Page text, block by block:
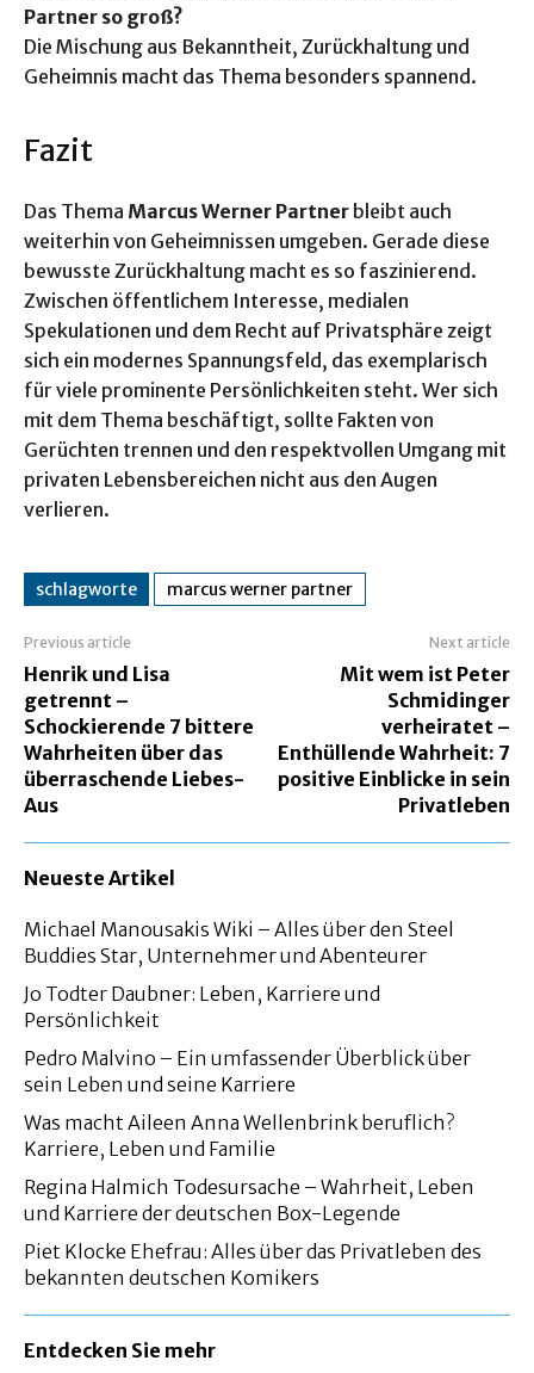
Partner so groß?
Die Mischung aus Bekanntheit, Zurückhaltung und
Geheimnis macht das Thema besonders spannend.
Fazit
Das Thema Marcus Werner Partner bleibt auch
weiterhin von Geheimnissen umgeben. Gerade diese
bewusste Zurückhaltung macht es so faszinierend.
Zwischen öffentlichem Interesse, medialen
Spekulationen und dem Recht auf Privatsphäre zeigt
sich ein modernes Spannungsfeld, das exemplarisch
für viele prominente Persönlichkeiten steht. Wer sich
mit dem Thema beschäftigt, sollte Fakten von
Gerüchten trennen und den respektvollen Umgang mit
privaten Lebensbereichen nicht aus den Augen
verlieren.
schlagworte marcus werner partner
Previous article
Henrik und Lisa
getrennt –
Schockierende 7 bittere
Wahrheiten über das
überraschende Liebes-
Aus
Next article
Mit wem ist Peter
Schmidinger
verheiratet –
Enthüllende Wahrheit: 7
positive Einblicke in sein
Privatleben
Neueste Artikel
Michael Manousakis Wiki – Alles über den Steel
Buddies Star, Unternehmer und Abenteurer
Jo Todter Daubner: Leben, Karriere und
Persönlichkeit
Pedro Malvino – Ein umfassender Überblick über
sein Leben und seine Karriere
Was macht Aileen Anna Wellenbrink beruflich?
Karriere, Leben und Familie
Regina Halmich Todesursache – Wahrheit, Leben
und Karriere der deutschen Box-Legende
Piet Klocke Ehefrau: Alles über das Privatleben des
bekannten deutschen Komikers
Entdecken Sie mehr